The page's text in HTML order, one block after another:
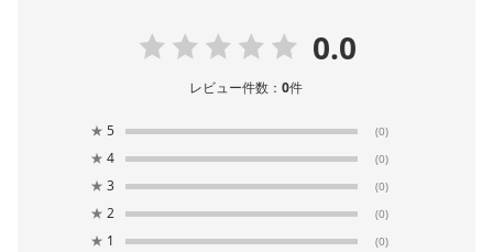
0.0
レビュー件数：0件
★ 5 (0)
★ 4 (0)
★ 3 (0)
★ 2 (0)
★ 1 (0)